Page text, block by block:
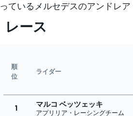
っているメルセデスのアンドレ
レース
順
位
ライダー
1 マルコ ベッツェッキ
アプリリア・レーシングチーム